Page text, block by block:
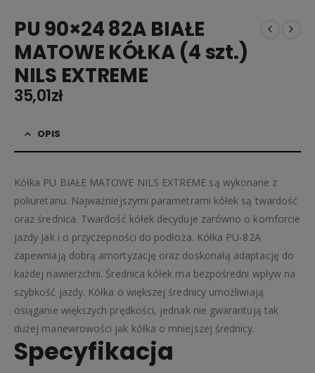
PU 90×24 82A BIAŁE
MATOWE KÓŁKA (4 szt.)
NILS EXTREME
35,01zł
OPIS
Kółka PU BIAŁE MATOWE NILS EXTREME są wykonane z
poliuretanu. Najważniejszymi parametrami kółek są twardość
oraz średnica. Twardość kółek decyduje zarówno o komforcie
jazdy jak i o przyczepności do podłoża. Kółka PU-82A
zapewniają dobrą amortyzację oraz doskonałą adaptację do
każdej nawierzchni. Średnica kółek ma bezpośredni wpływ na
szybkość jazdy. Kółka o większej średnicy umożliwiają
osiąganie większych prędkości, jednak nie gwarantują tak
dużej manewrowości jak kółka o mniejszej średnicy.
Specyfikacja